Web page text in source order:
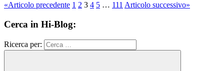
«Articolo precedente 1 2 3 4 5 … 111 Articolo successivo»
Cerca in Hi-Blog:
Ricerca per: